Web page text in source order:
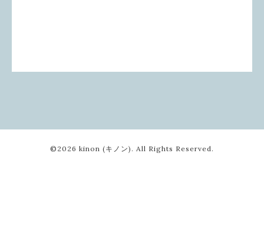
©2026 kinon (キノン) . All Rights Reserved.